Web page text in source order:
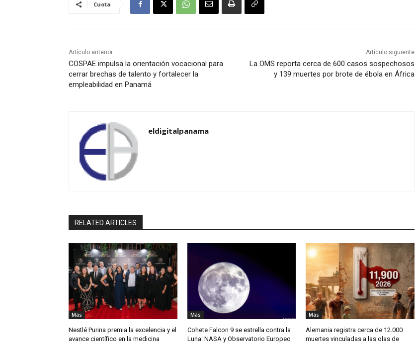
Cuota
Artículo anterior
COSPAE impulsa la orientación vocacional para
cerrar brechas de talento y fortalecer la
empleabilidad en Panamá
Artículo siguiente
La OMS reporta cerca de 600 casos sospechosos
y 139 muertes por brote de ébola en África
eldigitalpanama
RELATED ARTICLES
Más
Nestlé Purina premia la excelencia y el
avance científico en la medicina
Más
Cohete Falcon 9 se estrella contra la
Luna: NASA y Observatorio Europeo
Más
Alemania registra cerca de 12.000
muertes vinculadas a las olas de